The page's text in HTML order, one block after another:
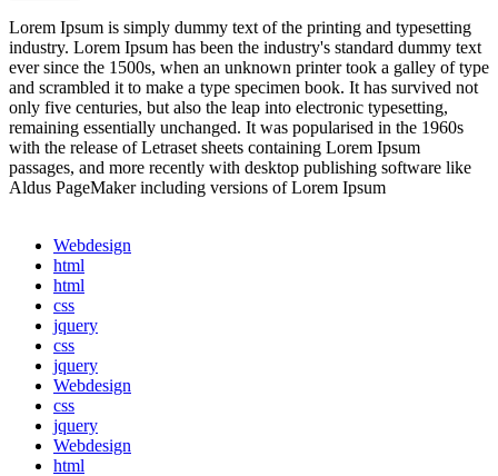
Lorem Ipsum is simply dummy text of the printing and typesetting
industry. Lorem Ipsum has been the industry's standard dummy text
ever since the 1500s, when an unknown printer took a galley of type
and scrambled it to make a type specimen book. It has survived not
only five centuries, but also the leap into electronic typesetting,
remaining essentially unchanged. It was popularised in the 1960s
with the release of Letraset sheets containing Lorem Ipsum
passages, and more recently with desktop publishing software like
Aldus PageMaker including versions of Lorem Ipsum
Webdesign
html
html
css
jquery
css
jquery
Webdesign
css
jquery
Webdesign
html